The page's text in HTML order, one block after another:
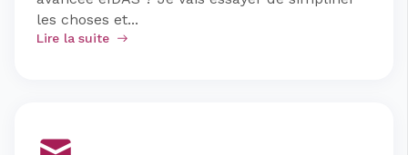
les choses et...
Lire la suite